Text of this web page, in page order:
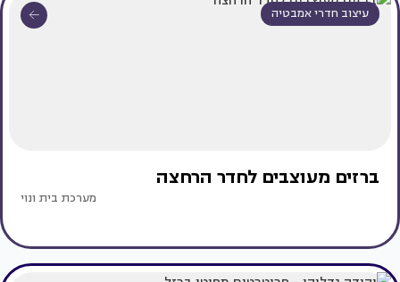
עיצוב חדרי אמבטיה
ברזים מעוצבים לחדר הרחצה
מערכת בית ונוי